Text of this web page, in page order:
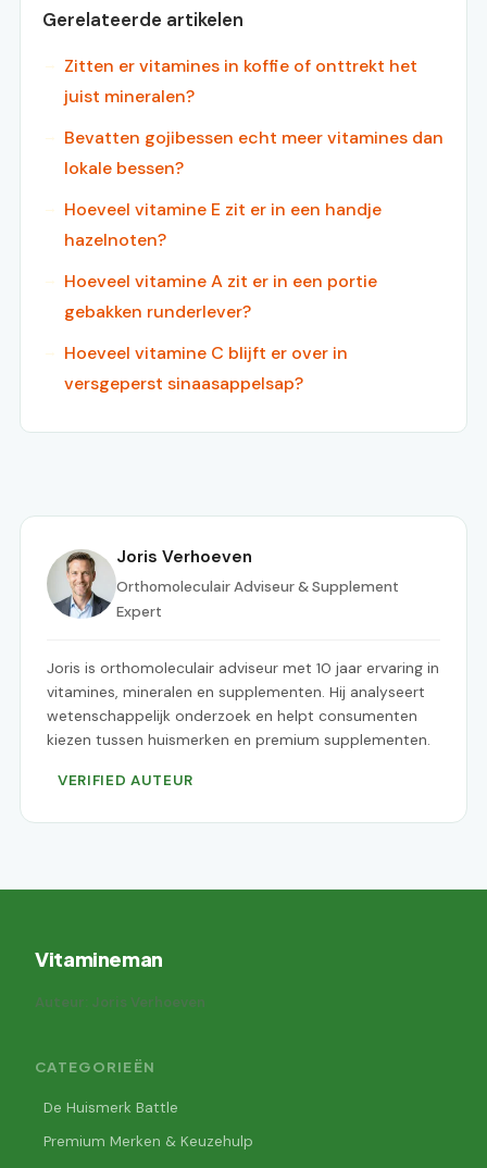
Gerelateerde artikelen
Zitten er vitamines in koffie of onttrekt het
juist mineralen?
Bevatten gojibessen echt meer vitamines dan
lokale bessen?
Hoeveel vitamine E zit er in een handje
hazelnoten?
Hoeveel vitamine A zit er in een portie
gebakken runderlever?
Hoeveel vitamine C blijft er over in
versgeperst sinaasappelsap?
Joris Verhoeven
Orthomoleculair Adviseur & Supplement
Expert
Joris is orthomoleculair adviseur met 10 jaar ervaring in
vitamines, mineralen en supplementen. Hij analyseert
wetenschappelijk onderzoek en helpt consumenten
kiezen tussen huismerken en premium supplementen.
VERIFIED AUTEUR
Vitamineman
Auteur: Joris Verhoeven
CATEGORIEËN
De Huismerk Battle
Premium Merken & Keuzehulp